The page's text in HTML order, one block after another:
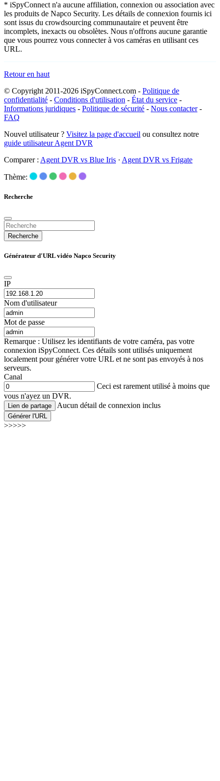
* iSpyConnect n'a aucune affiliation, connexion ou association avec
les produits de Napco Security. Les détails de connexion fournis ici
sont issus du crowdsourcing communautaire et peuvent être
incomplets, inexacts ou obsolètes. Nous n'offrons aucune garantie
que vous pourrez vous connecter à vos caméras en utilisant ces
URL.
Retour en haut
© Copyright 2011-2026 iSpyConnect.com - Politique de
confidentialité - Conditions d'utilisation - État du service -
Informations juridiques - Politique de sécurité - Nous contacter-
FAQ
Nouvel utilisateur ? Visitez la page d'accueil ou consultez notre
guide utilisateur Agent DVR
Comparer : Agent DVR vs Blue Iris · Agent DVR vs Frigate
Thème:
Recherche
Recherche
Générateur d'URL vidéo Napco Security
IP
Nom d'utilisateur
Mot de passe
Remarque : Utilisez les identifiants de votre caméra, pas votre
connexion iSpyConnect. Ces détails sont utilisés uniquement
localement pour générer votre URL et ne sont pas envoyés à nos
serveurs.
Canal
Ceci est rarement utilisé à moins que
vous n'ayez un DVR.
Lien de partage Aucun détail de connexion inclus
Générer l'URL
>>>>>